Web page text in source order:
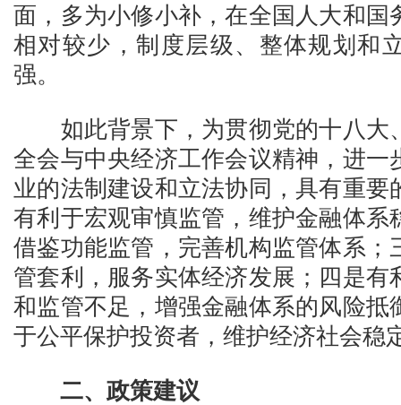
面，多为小修小补，在全国人大和国
相对较少，制度层级、整体规划和
强。
如此背景下，为贯彻党的十八大
全会与中央经济工作会议精神，进一
业的法制建设和立法协同，具有重要
有利于宏观审慎监管，维护金融体系
借鉴功能监管，完善机构监管体系；
管套利，服务实体经济发展；四是有
和监管不足，增强金融体系的风险抵
于公平保护投资者，维护经济社会稳
二、政策建议